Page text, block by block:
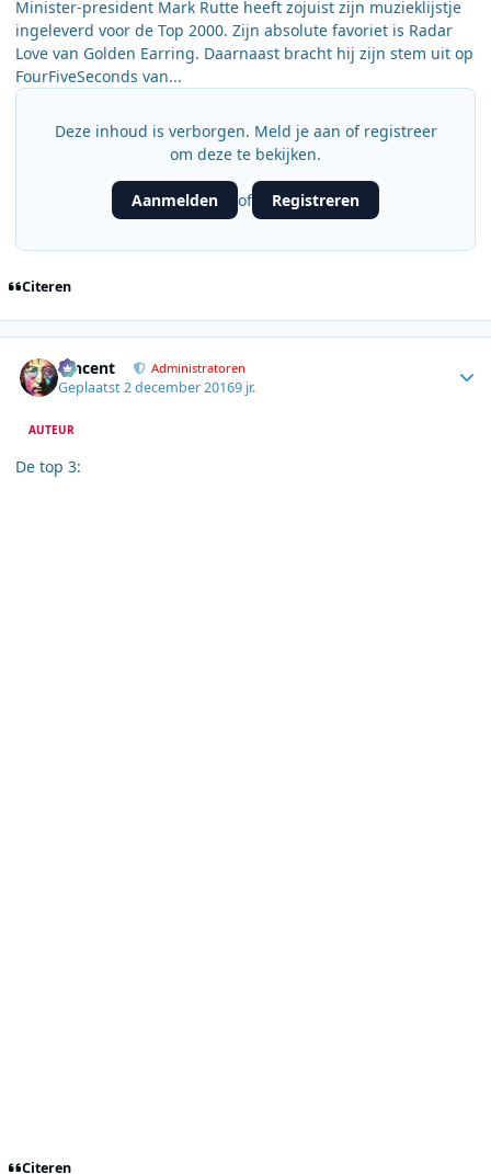
Minister-president Mark Rutte heeft zojuist zijn muzieklijstje
ingeleverd voor de Top 2000. Zijn absolute favoriet is Radar
Love van Golden Earring. Daarnaast bracht hij zijn stem uit op
FourFiveSeconds van...
Deze inhoud is verborgen. Meld je aan of registreer
om deze te bekijken.
Aanmelden of Registreren
Citeren
Vincent Administratoren
Geplaatst2 december 20169 jr.
AUTEUR
De top 3:
Citeren